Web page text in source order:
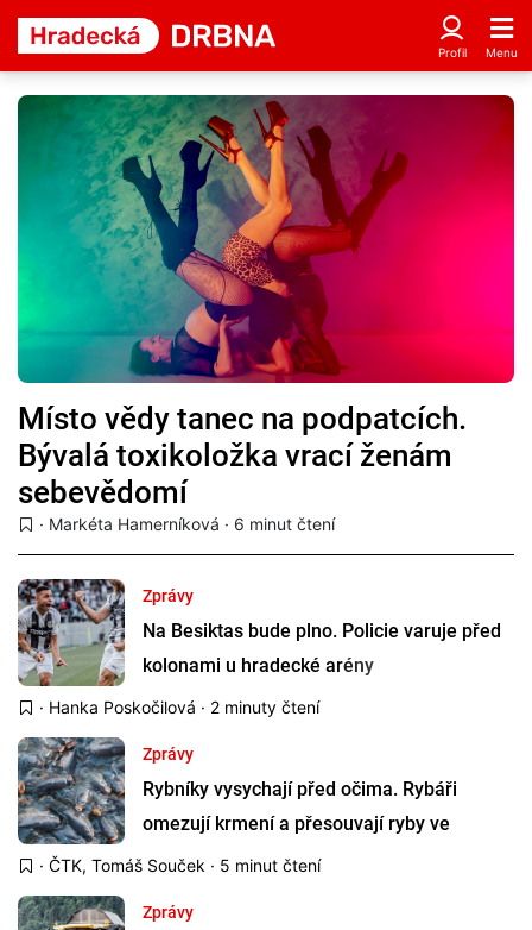
Místo vědy tanec na podpatcích.
Bývalá toxikoložka vrací ženám
sebevědomí
· Markéta Hamerníková · 6 minut čtení
Zprávy
Na Besiktas bude plno. Policie varuje před
kolonami u hradecké arény
· Hanka Poskočilová · 2 minuty čtení
Zprávy
Rybníky vysychají před očima. Rybáři
omezují krmení a přesouvají ryby ve
velkém
· ČTK, Tomáš Souček · 5 minut čtení
Zprávy